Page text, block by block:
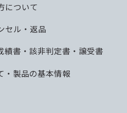
について
セル・返品
績書・該非判定書・譲受書
・製品の基本情報